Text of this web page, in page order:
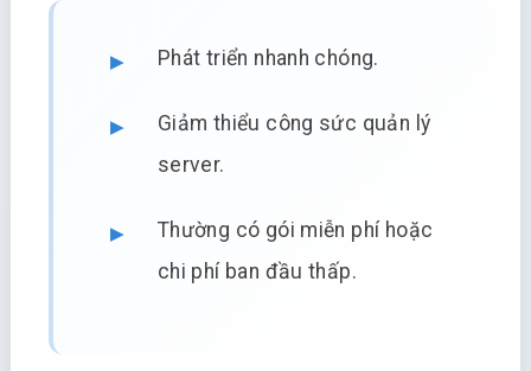
Phát triển nhanh chóng.
Giảm thiểu công sức quản lý
server.
Thường có gói miễn phí hoặc
chi phí ban đầu thấp.